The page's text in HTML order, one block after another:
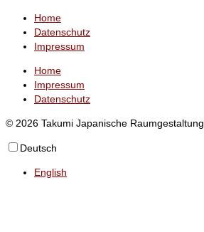
Home
Datenschutz
Impressum
Home
Impressum
Datenschutz
© 2026 Takumi Japanische Raumgestaltung
Deutsch
English